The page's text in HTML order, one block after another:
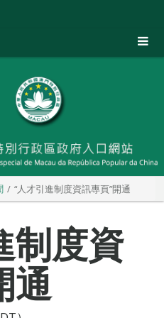
“人才引進制度資訊專頁”開通
制度資
通